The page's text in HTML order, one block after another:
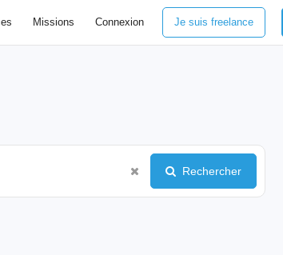
Missions Connexion Je suis freelance
Rechercher